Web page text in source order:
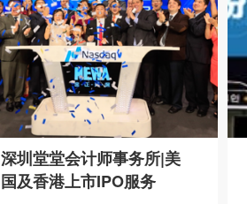
深圳堂堂会计师事务所|美
国及香港上市IPO服务